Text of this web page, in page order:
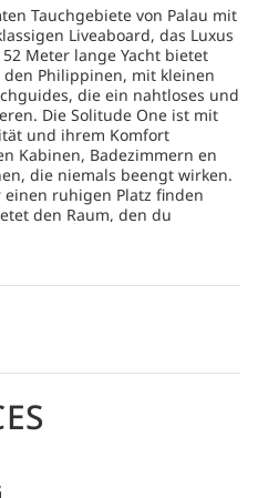
Tauchgebiete von Palau mit
Liveaboard, das Luxus
Meter lange Yacht bietet
Philippinen, mit kleinen
die ein nahtloses und
Die Solitude One ist mit
und ihrem Komfort
Kabinen, Badezimmern en
die niemals beengt wirken.
ruhigen Platz finden
den Raum, den du
einschließlich
mit USB-Ports.
Beinfreiheit und die langen
speziellen
vor Stromspitzen lieben
Solitude One ist ein Genuss
ist, mit Vorankündigung